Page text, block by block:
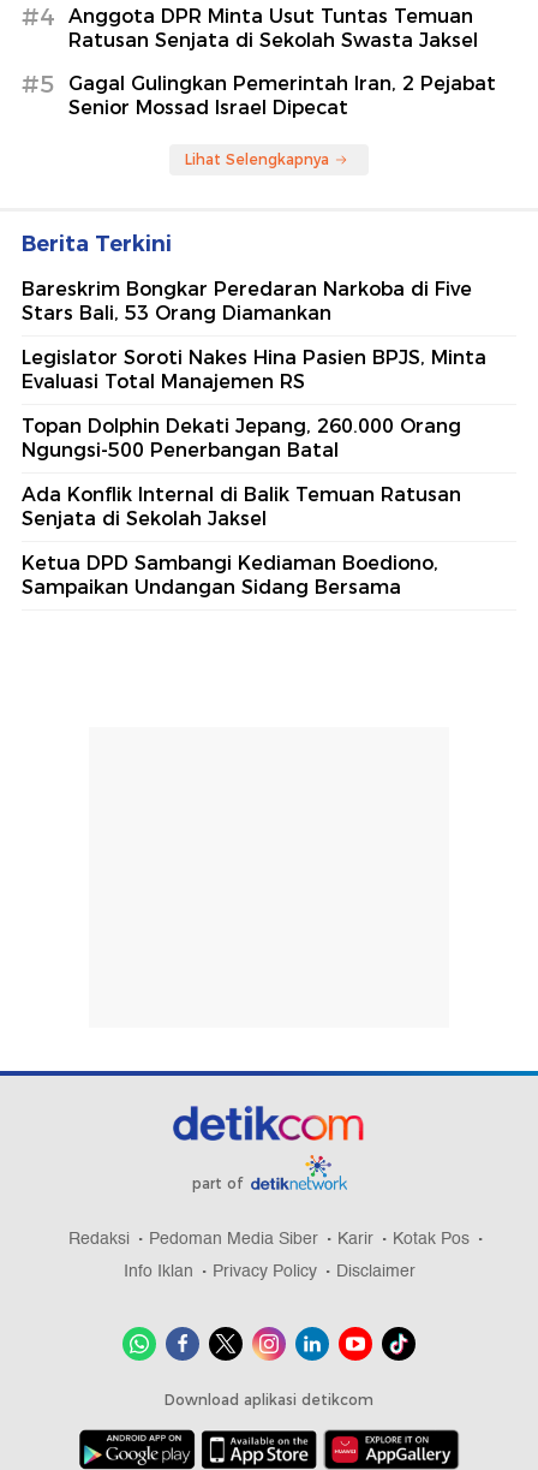
#4
Anggota DPR Minta Usut Tuntas Temuan
Ratusan Senjata di Sekolah Swasta Jaksel
#5
Gagal Gulingkan Pemerintah Iran, 2 Pejabat
Senior Mossad Israel Dipecat
Lihat Selengkapnya
Berita Terkini
Bareskrim Bongkar Peredaran Narkoba di Five
Stars Bali, 53 Orang Diamankan
Legislator Soroti Nakes Hina Pasien BPJS, Minta
Evaluasi Total Manajemen RS
Topan Dolphin Dekati Jepang, 260.000 Orang
Ngungsi-500 Penerbangan Batal
Ada Konflik Internal di Balik Temuan Ratusan
Senjata di Sekolah Jaksel
Ketua DPD Sambangi Kediaman Boediono,
Sampaikan Undangan Sidang Bersama
part of
Redaksi Pedoman Media Siber Karir
Kotak Pos
Info Iklan
Privacy Policy Disclaimer
Download aplikasi detikcom